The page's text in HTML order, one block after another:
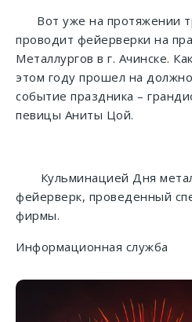
Вот уже на протяжении
проводит фейерверки на
Металлургов в г. Ачинске.
этом году прошел на
событие праздника –
певицы Аниты Цой.
Кульминацией Дня
фейерверк, проведенный
фирмы.
Информационная служба